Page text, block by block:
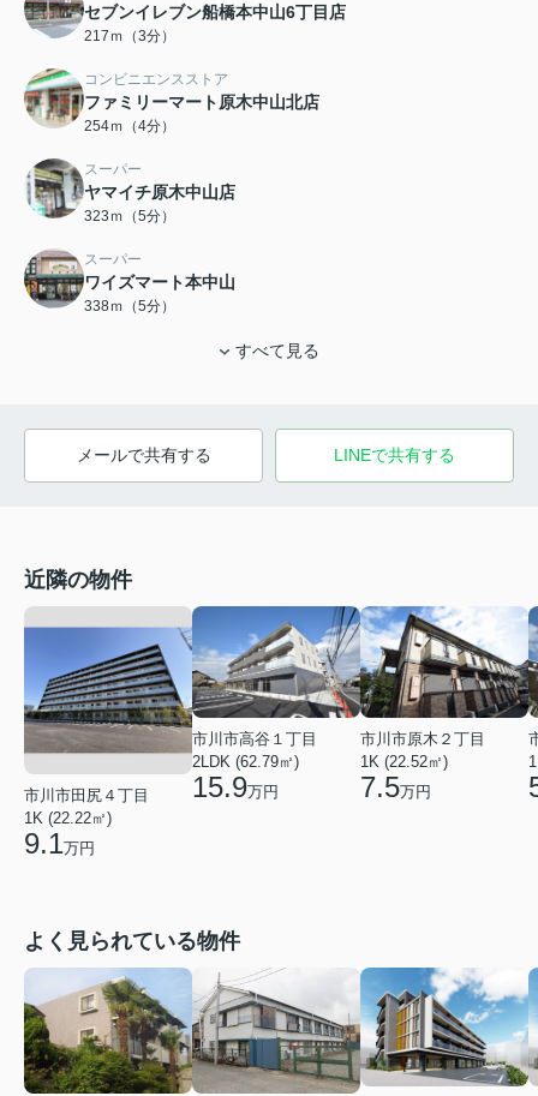
セブンイレブン船橋本中山6丁目店
217ｍ（3分）
コンビニエンスストア
ファミリーマート原木中山北店
254ｍ（4分）
スーパー
ヤマイチ原木中山店
323ｍ（5分）
スーパー
ワイズマート本中山
338ｍ（5分）
すべて見る
メールで共有する LINEで共有する
近隣の物件
市川市田尻４丁目
1K (22.22㎡)
9.1万円
市川市高谷１丁目
2LDK (62.79㎡)
15.9万円
市川市原木２丁目
1K (22.52㎡)
7.5万円
よく見られている物件